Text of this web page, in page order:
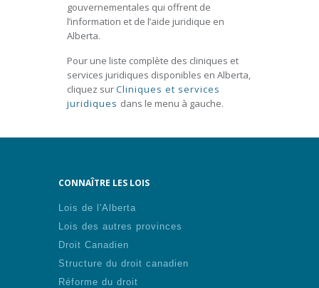
gouvernementales qui offrent de
l’information et de l’aide juridique en
Alberta.
Pour une liste complète des cliniques et
services juridiques disponibles en Alberta,
cliquez surCliniques et services
juridiques dans le menu à gauche.
CONNAÎTRE LES LOIS
Lois de l'Alberta
Lois des autres provinces
Droit Canadien
Structure du droit canadien
Réforme du droit